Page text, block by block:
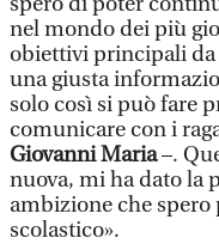
nel mondo dei più
obiettivi principali da
una giusta
solo così si può fare
comunicare con i
Giovanni Maria–.
nuova, mi ha dato la
ambizione che spero
scolastico».